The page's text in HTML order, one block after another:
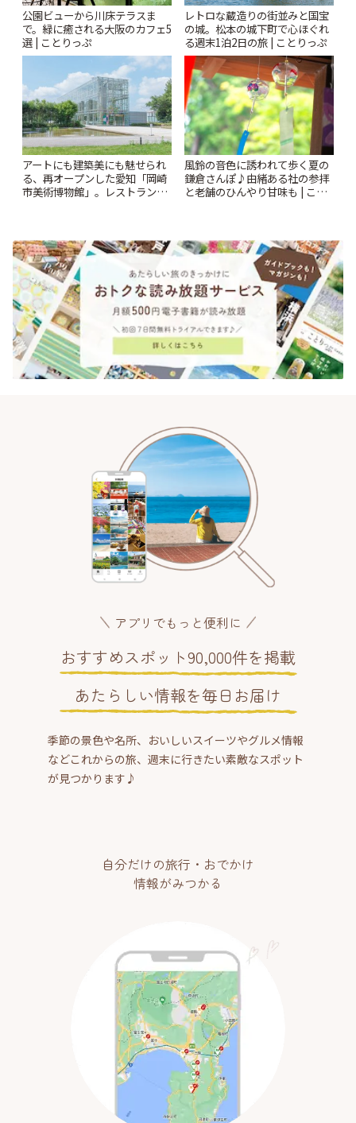
公園ビューから川床テラスま
で。緑に癒される大阪のカフェ5
選 | ことりっぷ
レトロな蔵造りの街並みと国宝
の城。松本の城下町で心ほぐれ
る週末1泊2日の旅 | ことりっぷ
アートにも建築美にも魅せられ
る、再オープンした愛知「岡崎
市美術博物館」。レストランや
風鈴の音色に誘われて歩く夏の
鎌倉さんぽ♪由緒ある社の参拝
と老舗のひんやり甘味も | こと
アプリでもっと便利に
おすすめスポット90,000件を掲載
あたらしい情報を毎日お届け
季節の景色や名所、おいしいスイーツやグルメ情報
などこれからの旅、週末に行きたい素敵なスポット
が見つかります♪
自分だけの旅行・おでかけ
情報がみつかる